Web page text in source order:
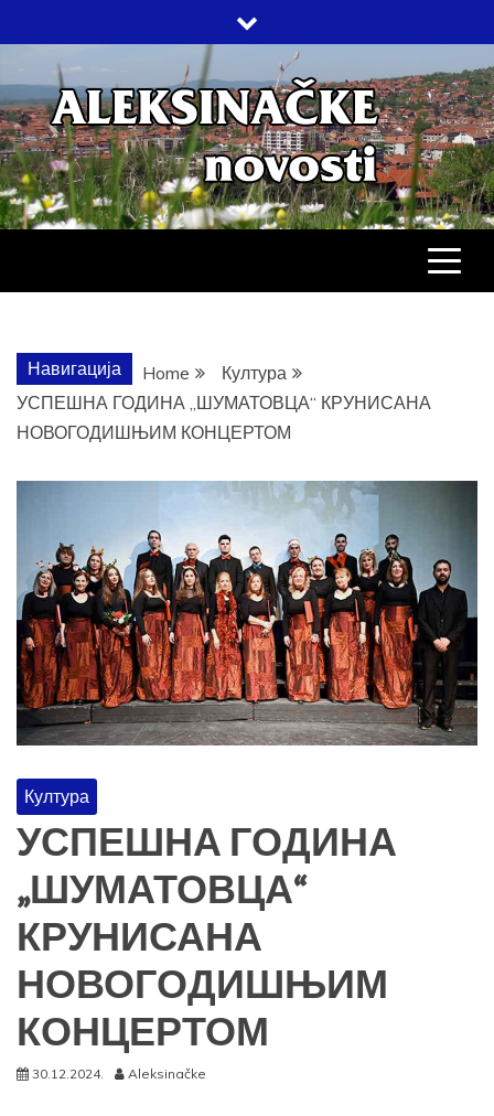
to
content
НОВОСТИ
ДРУШТВО, КУЛТУРА, ЕКОНОМИЈА,
СПОРТ, ПОСЛОВНИ ИМЕНИК,
Навигација Home
Култура
УСПЕШНА ГОДИНА „ШУМАТОВЦА“ КРУНИСАНА
НОВОГОДИШЊИМ КОНЦЕРТОМ
Култура
УСПЕШНА ГОДИНА
„ШУМАТОВЦА“
КРУНИСАНА
НОВОГОДИШЊИМ
КОНЦЕРТОМ
30.12.2024. Aleksinačke